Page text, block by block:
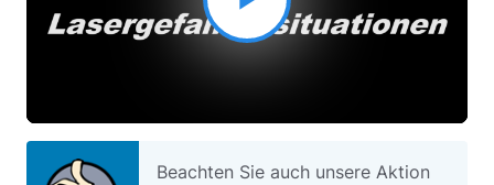
Video
abspielen
Beachten Sie auch unsere Aktion